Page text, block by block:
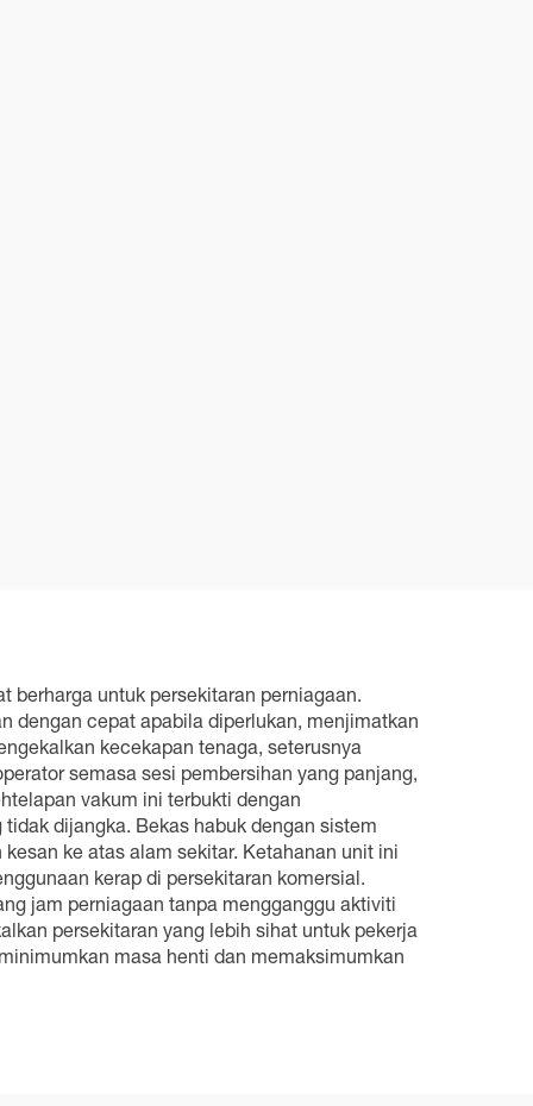
berharga untuk persekitaran perniagaan.
dengan cepat apabila diperlukan, menjimatkan
kecekapan tenaga, seterusnya
semasa sesi pembersihan yang panjang,
vakum ini terbukti dengan
dijangka. Bekas habuk dengan sistem
ke atas alam sekitar. Ketahanan unit ini
kerap di persekitaran komersial.
jam perniagaan tanpa mengganggu aktiviti
persekitaran yang lebih sihat untuk pekerja
masa henti dan memaksimumkan